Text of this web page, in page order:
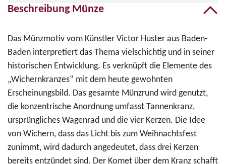
Beschreibung Münze
Das Münzmotiv vom Künstler Victor Huster aus Baden-
Baden interpretiert das Thema vielschichtig und in seiner
historischen Entwicklung. Es verknüpft die Elemente des
„Wichernkranzes“ mit dem heute gewohnten
Erscheinungsbild. Das gesamte Münzrund wird genutzt,
die konzentrische Anordnung umfasst Tannenkranz,
ursprüngliches Wagenrad und die vier Kerzen. Die Idee
von Wichern, dass das Licht bis zum Weihnachtsfest
zunimmt, wird dadurch angedeutet, dass drei Kerzen
bereits entzündet sind. Der Komet über dem Kranz schafft